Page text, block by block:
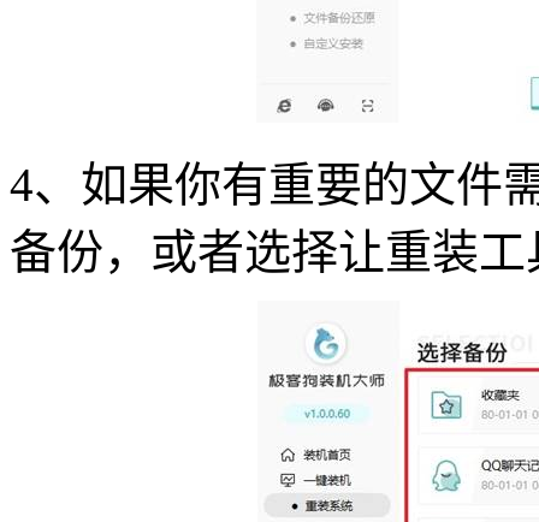
4、如果你有重要的文件
备份，或者选择让重装